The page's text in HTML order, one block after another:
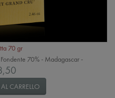
70 gr
70% - Madagascar -
CARRELLO